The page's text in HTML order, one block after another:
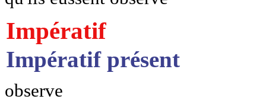
Impératif
Impératif présent
observe